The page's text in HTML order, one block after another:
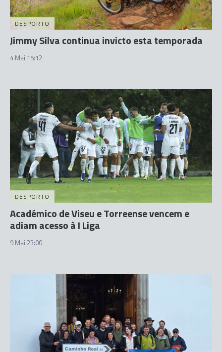
DESPORTO
Jimmy Silva continua invicto esta temporada
4 Mai 15:12
DESPORTO
Académico de Viseu e Torreense vencem e
adiam acesso à I Liga
9 Mai 23:00